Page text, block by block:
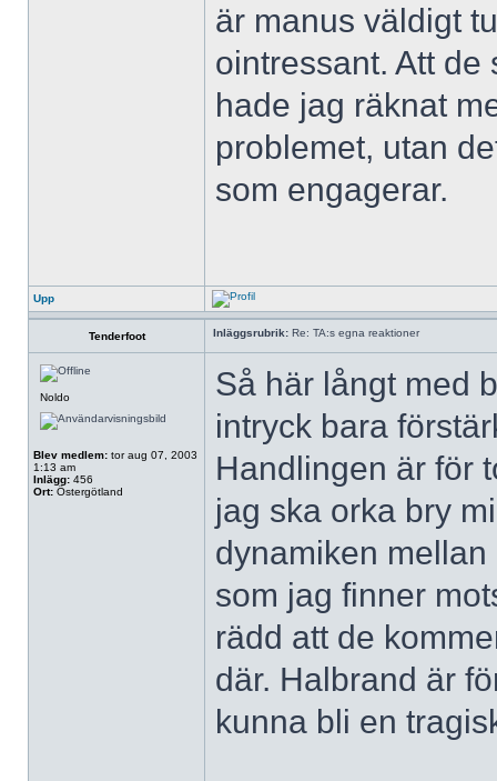
är manus väldigt
ointressant. Att
hade jag räknat
problemet, utan
som engagerar.
Upp
Tenderfoot Inläggsrubrik: Re: TA:s egna reaktioner
Noldo
Blev medlem: tor aug 07, 2003
1:13 am
Inlägg: 456
Ort: Östergötland
Så här långt med
intryck bara
Handlingen är för
jag ska orka bry
dynamiken
som jag finner
rädd att de
där. Halbrand är
kunna bli en